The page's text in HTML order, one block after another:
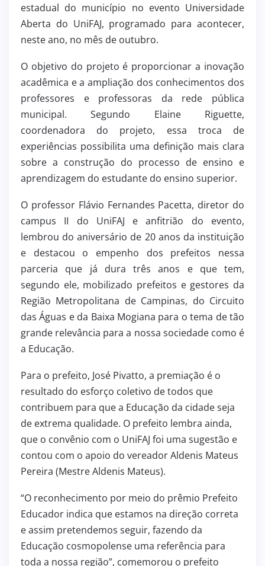
estadual do município no evento Universidade
Aberta do UniFAJ, programado para acontecer,
neste ano, no mês de outubro.
O objetivo do projeto é proporcionar a inovação
acadêmica e a ampliação dos conhecimentos dos
professores e professoras da rede pública
municipal. Segundo Elaine Riguette,
coordenadora do projeto, essa troca de
experiências possibilita uma definição mais clara
sobre a construção do processo de ensino e
aprendizagem do estudante do ensino superior.
O professor Flávio Fernandes Pacetta, diretor do
campus II do UniFAJ e anfitrião do evento,
lembrou do aniversário de 20 anos da instituição
e destacou o empenho dos prefeitos nessa
parceria que já dura três anos e que tem,
segundo ele, mobilizado prefeitos e gestores da
Região Metropolitana de Campinas, do Circuito
das Águas e da Baixa Mogiana para o tema de tão
grande relevância para a nossa sociedade como é
a Educação.
Para o prefeito, José Pivatto, a premiação é o
resultado do esforço coletivo de todos que
contribuem para que a Educação da cidade seja
de extrema qualidade. O prefeito lembra ainda,
que o convênio com o UniFAJ foi uma sugestão e
contou com o apoio do vereador Aldenis Mateus
Pereira (Mestre Aldenis Mateus).
“O reconhecimento por meio do prêmio Prefeito
Educador indica que estamos na direção correta
e assim pretendemos seguir, fazendo da
Educação cosmopolense uma referência para
toda a nossa região”, comemorou o prefeito